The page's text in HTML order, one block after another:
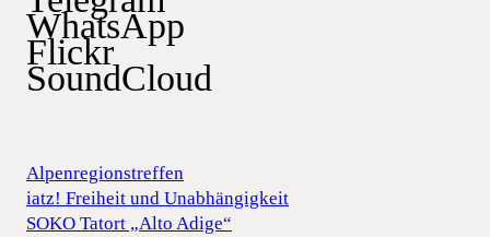
WhatsApp
Flickr
SoundCloud
Alpenregionstreffen
iatz! Freiheit und Unabhängigkeit
SOKO Tatort „Alto Adige“